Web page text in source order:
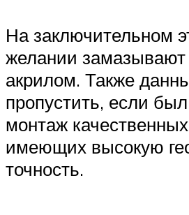
На заключительном
желании замазывают
акрилом. Также
пропустить, если
монтаж
имеющих высокую
точность.